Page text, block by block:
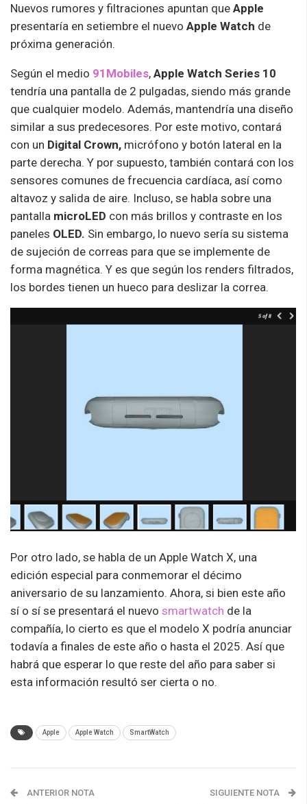
Nuevos rumores y filtraciones apuntan que Apple
presentaría en setiembre el nuevo Apple Watch de
próxima generación.
Según el medio 91Mobiles, Apple Watch Series 10
tendría una pantalla de 2 pulgadas, siendo más grande
que cualquier modelo. Además, mantendría una diseño
similar a sus predecesores. Por este motivo, contará
con un Digital Crown, micrófono y botón lateral en la
parte derecha. Y por supuesto, también contará con los
sensores comunes de frecuencia cardíaca, así como
altavoz y salida de aire. Incluso, se habla sobre una
pantalla microLED con más brillos y contraste en los
paneles OLED. Sin embargo, lo nuevo sería su sistema
de sujeción de correas para que se implemente de
forma magnética. Y es que según los renders filtrados,
los bordes tienen un hueco para deslizar la correa.
Por otro lado, se habla de un Apple Watch X, una
edición especial para conmemorar el décimo
aniversario de su lanzamiento. Ahora, si bien este año
sí o sí se presentará el nuevo smartwatch de la
compañía, lo cierto es que el modelo X podría anunciar
todavía a finales de este año o hasta el 2025. Así que
habrá que esperar lo que reste del año para saber si
esta información resultó ser cierta o no.
Apple Apple Watch SmartWatch
ANTERIOR NOTA SIGUIENTE NOTA